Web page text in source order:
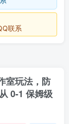
联系
室玩法，防
0-1 保姆级